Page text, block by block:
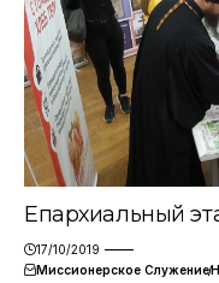
Епархиальный
17/10/2019
Миссионерское Служение